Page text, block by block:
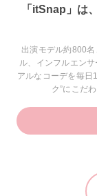
「itSnap」は
出演モデル約800
ル、インフルエン
アルなコーデを毎日
ク”にこだ